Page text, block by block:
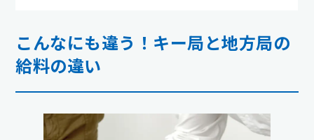
こんなにも違う！キー局と地方局の
給料の違い